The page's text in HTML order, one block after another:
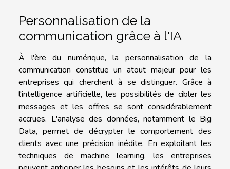
Personnalisation de la
communication grâce à l'IA
À l'ère du numérique, la personnalisation de la
communication constitue un atout majeur pour les
entreprises qui cherchent à se distinguer. Grâce à
l'intelligence artificielle, les possibilités de cibler les
messages et les offres se sont considérablement
accrues. L'analyse des données, notamment le Big
Data, permet de décrypter le comportement des
clients avec une précision inédite. En exploitant les
techniques de machine learning, les entreprises